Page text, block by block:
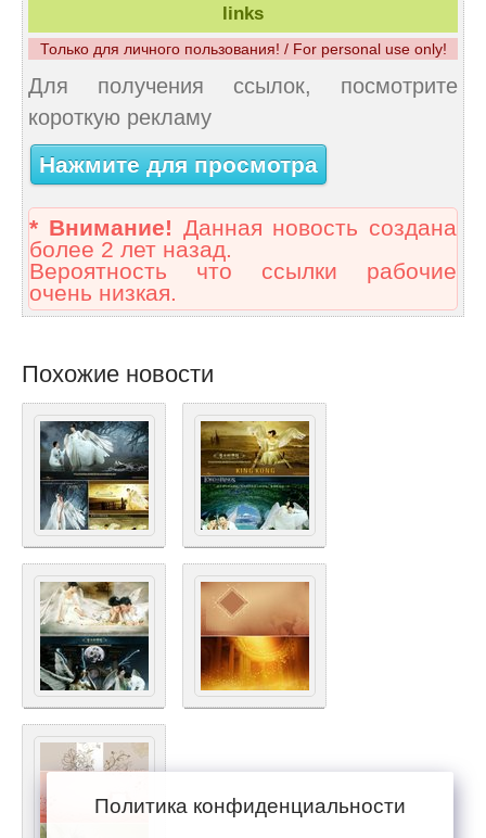
links
Только для личного пользования! / For personal use only!
Для получения ссылок, посмотрите
короткую рекламу
Нажмите для просмотра
* Внимание! Данная новость создана
более 2 лет назад.
Вероятность что ссылки рабочие
очень низкая.
Похожие новости
Политика конфиденциальности